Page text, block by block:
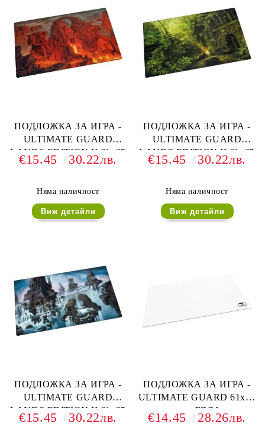
ПОДЛОЖКА ЗА ИГРА -
ULTIMATE GUARD
LANDS EDITION II 61x35
см. - MOUNTAIN
€15.45 30.22лв.
Няма наличност
Виж детайли
ПОДЛОЖКА ЗА ИГРА -
ULTIMATE GUARD
LANDS EDITION II 61x35
см. - FOREST
€15.45 30.22лв.
Няма наличност
Виж детайли
ПОДЛОЖКА ЗА ИГРА -
ULTIMATE GUARD
LANDS EDITION II 61x35
см. - ISLAND
€15.45 30.22лв.
ПОДЛОЖКА ЗА ИГРА -
ULTIMATE GUARD 61x35
см. - БЯЛА
€14.45 28.26лв.